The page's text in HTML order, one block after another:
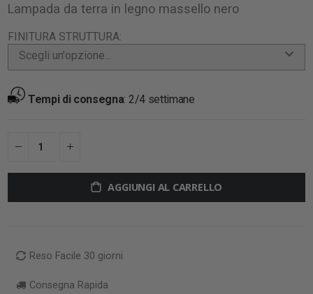
Lampada da terra in legno massello nero
FINITURA STRUTTURA
Scegli un'opzione...
Tempi di consegna: 2/4 settimane
AGGIUNGI AL CARRELLO
Reso Facile 30 giorni
Consegna Rapida